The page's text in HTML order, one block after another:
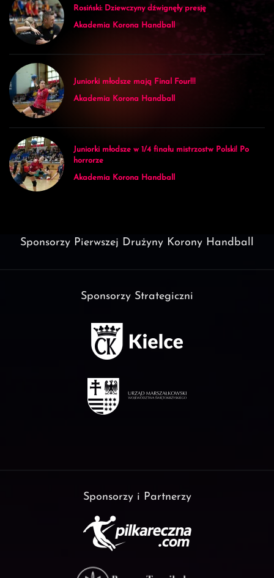
Rosiński: Dziewczyny dźwignęły presję
Akademia Korona Handball
Juniorki młodsze mają Final Four!!!
Akademia Korona Handball
Juniorki młodsze w 1/4 finału mistrzostw Polski! Po
horrorze
Akademia Korona Handball
Sponsorzy Pierwszej Drużyny Korony Handball
Sponsorzy Strategiczni
Sponsorzy i Partnerzy